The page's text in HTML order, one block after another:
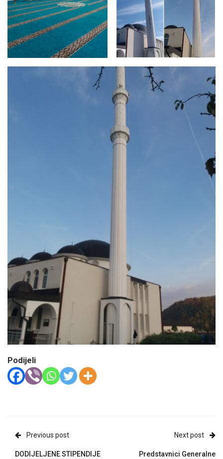
Podijeli
Previous post
DODIJELJENE STIPENDIJE
Next post
Predstavnici Generalne